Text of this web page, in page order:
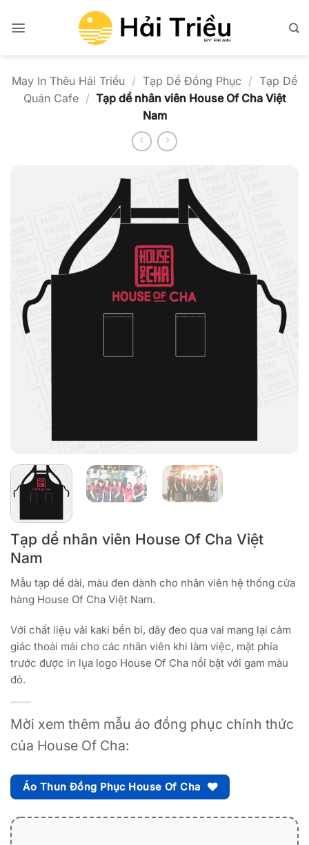
qua
May In Thêu Hải Triều / Tạp Dề Đồng Phục / Tạp Dề
Quán Cafe / Tạp dề nhân viên House Of Cha Việt
Nam
Tạp dề nhân viên House Of Cha Việt
Nam
Mẫu tạp dề dài, màu đen dành cho nhân viên hệ thống cửa
hàng House Of Cha Việt Nam.
Với chất liệu vải kaki bền bỉ, dây đeo qua vai mang lại cảm
giác thoải mái cho các nhân viên khi làm việc, mặt phía
trước được in lụa logo House Of Cha nổi bật với gam màu
đỏ.
Mời xem thêm mẫu áo đồng phục chính thức
của House Of Cha:
Áo Thun Đồng Phục House Of Cha